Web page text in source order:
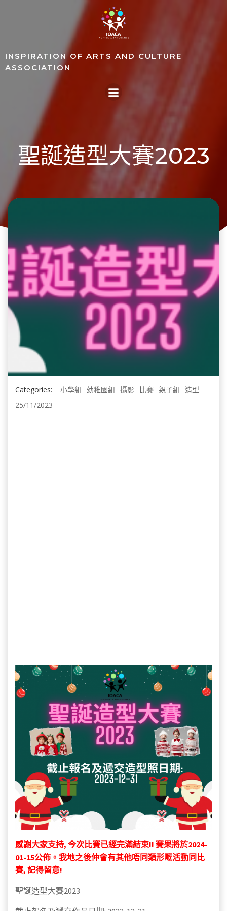
Skip
to
content
INSPIRATION OF ARTS AND CULTURE
ASSOCIATION
聖誕造型大賽2023
Categories: 小學組 幼稚園組 攝影 比賽 親子組 造型
25/11/2023
感謝大家支持, 今次比賽已經完滿結束!! 賽果將於2024-
01-15公佈。我地之後仲會有其他唔同類形嘅活動同比
賽, 記得留意!
聖誕造型大賽2023